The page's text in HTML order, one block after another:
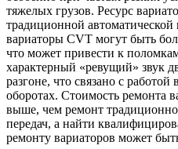
тяжелых грузов. Ресурс
традиционной
вариаторы CVT могут быть
что может привести к
характерный «ревущий» звук
разгоне, что связано с
оборотах. Стоимость ремонта
выше, чем ремонт
передач, а найти
ремонту вариаторов может